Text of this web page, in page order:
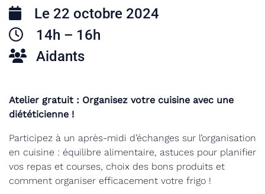
Le 22 octobre 2024
14h – 16h
Aidants
Atelier gratuit : Organisez votre cuisine avec une
diététicienne !
Participez à un après-midi d’échanges sur l’organisation
en cuisine : équilibre alimentaire, astuces pour planifier
vos repas et courses, choix des bons produits et
comment organiser efficacement votre frigo !